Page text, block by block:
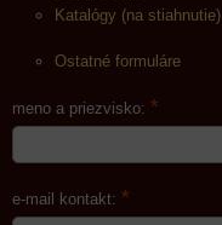
Katalógy (na stiahnutie)
Ostatné formuláre
meno a priezvisko: *
e-mail kontakt: *